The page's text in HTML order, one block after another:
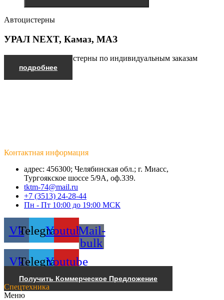
Автоцистерны
УРАЛ NEXT, Камаз, МАЗ
Производим автоцистерны по индивидуальным заказам
подробнее
Контактная информация
адрес: 456300; Челябинская обл.; г. Миасс,
Тургоякское шоссе 5/9А, оф.339.
tktm-74@mail.ru
+7 (3513) 24-28-44
Пн - Пт 10:00 до 19:00 МСК
VkTelegramYoutubeMail-
bulk
VkTelegramYoutube
Получить Коммерческое Предложение
Спецтехника
Меню